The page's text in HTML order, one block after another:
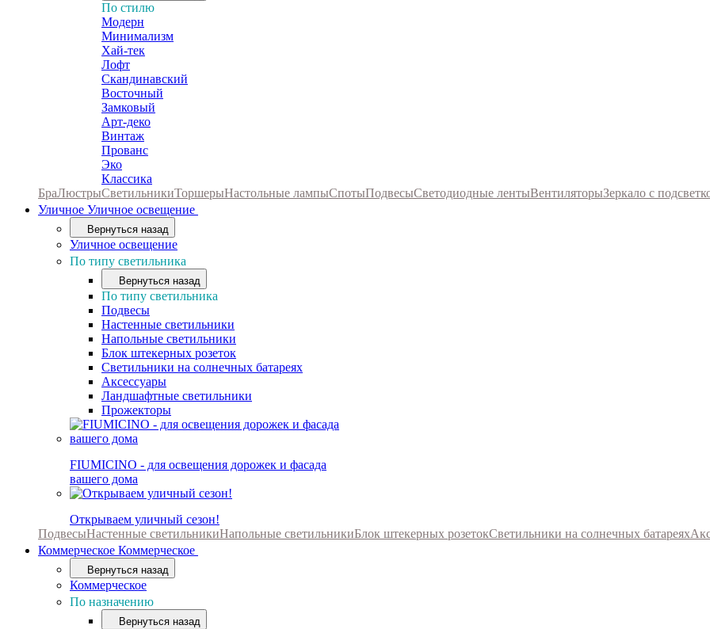
По стилю
Модерн
Минимализм
Хай-тек
Лофт
Скандинавский
Восточный
Замковый
Арт-деко
Винтаж
Прованс
Эко
Классика
БраЛюстрыСветильникиТоршерыНастольные лампыСпотыПодвесыСветодиодные лентыВентиляторыЗеркало с
Уличное Уличное освещение
Вернуться назад
Уличное освещение
По типу светильника
Вернуться назад
По типу светильника
Подвесы
Настенные светильники
Напольные светильники
Блок штекерных розеток
Светильники на солнечных батареях
Аксессуары
Ландшафтные светильники
Прожекторы
FIUMICINO - для освещения дорожек и фасада
вашего дома
Открываем уличный сезон!
ПодвесыНастенные светильникиНапольные светильникиБлок штекерных розетокСветильники на солнечных батареях
Коммерческое Коммерческое
Вернуться назад
Коммерческое
По назначению
Вернуться назад